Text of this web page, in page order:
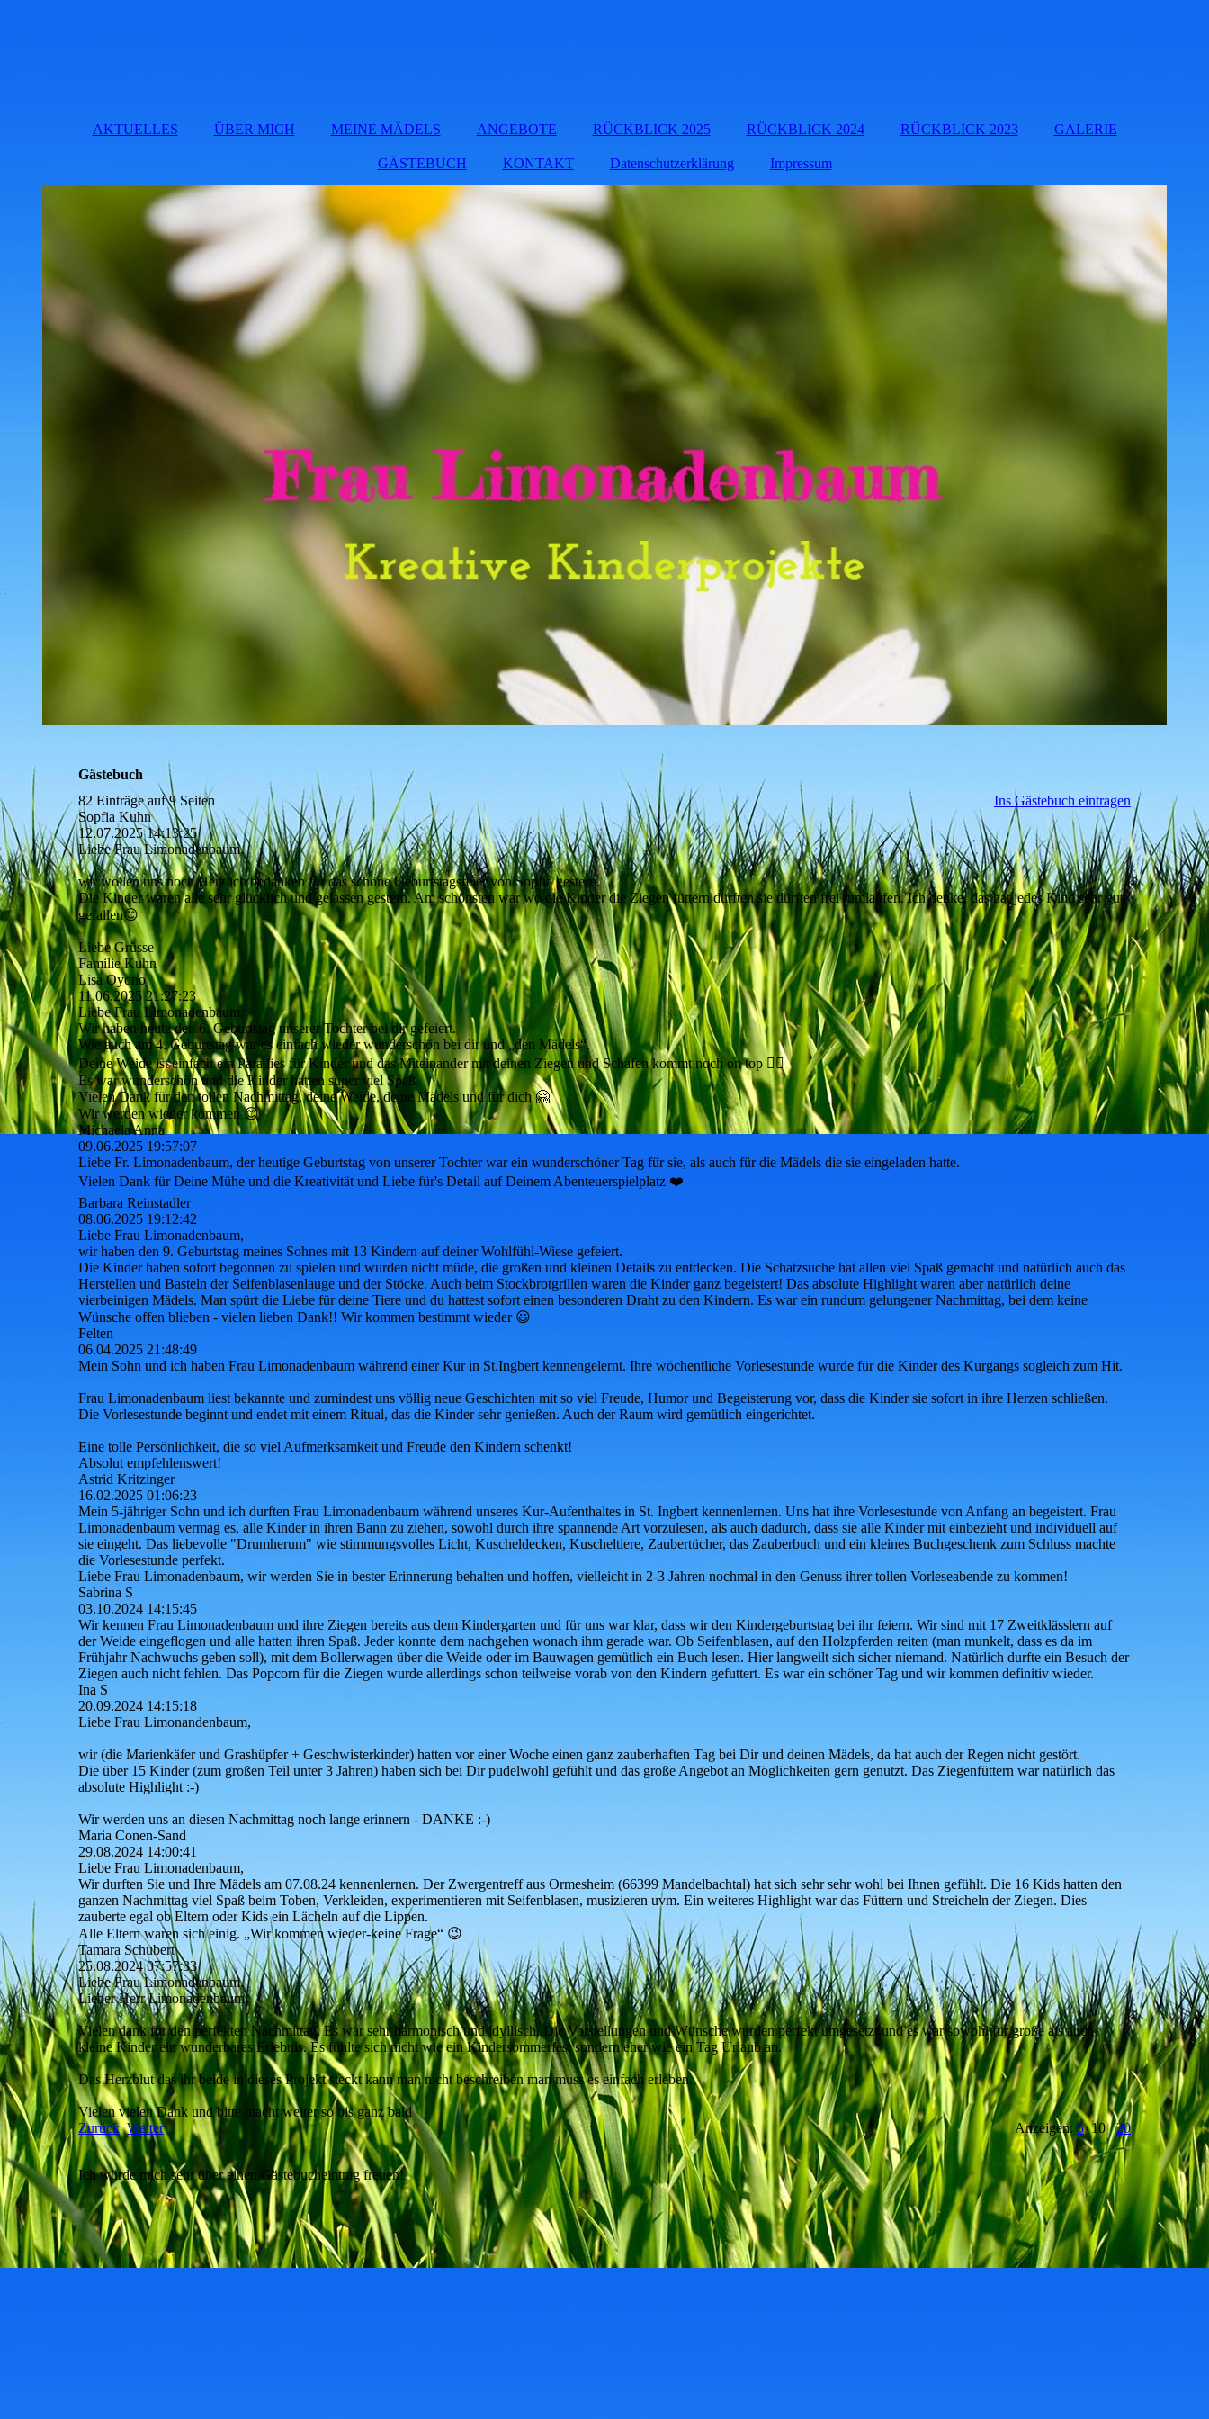
AKTUELLES ÜBER MICH MEINE MÄDELS ANGEBOTE RÜCKBLICK 2025 RÜCKBLICK 2024 RÜCKBLICK 2023 GALERIE
GÄSTEBUCH KONTAKT Datenschutzerklärung Impressum
Gästebuch
82 Einträge auf 9 Seiten
Ins Gästebuch eintragen
Sopfia Kuhn
12.07.2025 14:13:25
Liebe Frau Limonadenbaum,
wir wollen uns noch Herzlich bedanken für das schöne Geburtstagsfeier von Sopfia gestern.
Die Kinder waren alle sehr glücklich und gelassen gestern. Am schönsten war wo die Kinder die Ziegen füttern dürften sie dürften frei rumlaufen. Ich denke, das hat jedes Kind sehr gut
gefallen😊
Liebe Grüsse
Familie Kuhn
Lisa Oyono
11.06.2025 21:27:23
Liebe Frau Limonadenbaum,
Wir haben heute den 6. Geburtstag unserer Tochter bei dir gefeiert.
Wie auch am 4. Geburtstag war es einfach wieder wunderschön bei dir und „den Mädels“.
Deine Weide ist einfach ein Paradies für Kinder und das Miteinander mit deinen Ziegen und Schafen kommt noch on top 👍🏽
Es war wunderschön und die Kinder hatten super viel Spaß.
Vielen Dank für den tollen Nachmittag, deine Weide, deine Mädels und für dich 🤗
Wir werden wieder kommen 😊
Michaela Anna
09.06.2025 19:57:07
Liebe Fr. Limonadenbaum, der heutige Geburtstag von unserer Tochter war ein wunderschöner Tag für sie, als auch für die Mädels die sie eingeladen hatte.
Vielen Dank für Deine Mühe und die Kreativität und Liebe für's Detail auf Deinem Abenteuerspielplatz ❤️
Barbara Reinstadler
08.06.2025 19:12:42
Liebe Frau Limonadenbaum,
wir haben den 9. Geburtstag meines Sohnes mit 13 Kindern auf deiner Wohlfühl-Wiese gefeiert.
Die Kinder haben sofort begonnen zu spielen und wurden nicht müde, die großen und kleinen Details zu entdecken. Die Schatzsuche hat allen viel Spaß gemacht und natürlich auch das
Herstellen und Basteln der Seifenblasenlauge und der Stöcke. Auch beim Stockbrotgrillen waren die Kinder ganz begeistert! Das absolute Highlight waren aber natürlich deine
vierbeinigen Mädels. Man spürt die Liebe für deine Tiere und du hattest sofort einen besonderen Draht zu den Kindern. Es war ein rundum gelungener Nachmittag, bei dem keine
Wünsche offen blieben - vielen lieben Dank!! Wir kommen bestimmt wieder 😃
Felten
06.04.2025 21:48:49
Mein Sohn und ich haben Frau Limonadenbaum während einer Kur in St.Ingbert kennengelernt. Ihre wöchentliche Vorlesestunde wurde für die Kinder des Kurgangs sogleich zum Hit.
Frau Limonadenbaum liest bekannte und zumindest uns völlig neue Geschichten mit so viel Freude, Humor und Begeisterung vor, dass die Kinder sie sofort in ihre Herzen schließen.
Die Vorlesestunde beginnt und endet mit einem Ritual, das die Kinder sehr genießen. Auch der Raum wird gemütlich eingerichtet.
Eine tolle Persönlichkeit, die so viel Aufmerksamkeit und Freude den Kindern schenkt!
Absolut empfehlenswert!
Astrid Kritzinger
16.02.2025 01:06:23
Mein 5-jähriger Sohn und ich durften Frau Limonadenbaum während unseres Kur-Aufenthaltes in St. Ingbert kennenlernen. Uns hat ihre Vorlesestunde von Anfang an begeistert. Frau
Limonadenbaum vermag es, alle Kinder in ihren Bann zu ziehen, sowohl durch ihre spannende Art vorzulesen, als auch dadurch, dass sie alle Kinder mit einbezieht und individuell auf
sie eingeht. Das liebevolle "Drumherum" wie stimmungsvolles Licht, Kuscheldecken, Kuscheltiere, Zaubertücher, das Zauberbuch und ein kleines Buchgeschenk zum Schluss machte
die Vorlesestunde perfekt.
Liebe Frau Limonadenbaum, wir werden Sie in bester Erinnerung behalten und hoffen, vielleicht in 2-3 Jahren nochmal in den Genuss ihrer tollen Vorleseabende zu kommen!
Sabrina S
03.10.2024 14:15:45
Wir kennen Frau Limonadenbaum und ihre Ziegen bereits aus dem Kindergarten und für uns war klar, dass wir den Kindergeburtstag bei ihr feiern. Wir sind mit 17 Zweitklässlern auf
der Weide eingeflogen und alle hatten ihren Spaß. Jeder konnte dem nachgehen wonach ihm gerade war. Ob Seifenblasen, auf den Holzpferden reiten (man munkelt, dass es da im
Frühjahr Nachwuchs geben soll), mit dem Bollerwagen über die Weide oder im Bauwagen gemütlich ein Buch lesen. Hier langweilt sich sicher niemand. Natürlich durfte ein Besuch der
Ziegen auch nicht fehlen. Das Popcorn für die Ziegen wurde allerdings schon teilweise vorab von den Kindern gefuttert. Es war ein schöner Tag und wir kommen definitiv wieder.
Ina S
20.09.2024 14:15:18
Liebe Frau Limonandenbaum,
wir (die Marienkäfer und Grashüpfer + Geschwisterkinder) hatten vor einer Woche einen ganz zauberhaften Tag bei Dir und deinen Mädels, da hat auch der Regen nicht gestört.
Die über 15 Kinder (zum großen Teil unter 3 Jahren) haben sich bei Dir pudelwohl gefühlt und das große Angebot an Möglichkeiten gern genutzt. Das Ziegenfüttern war natürlich das
absolute Highlight :-)
Wir werden uns an diesen Nachmittag noch lange erinnern - DANKE :-)
Maria Conen-Sand
29.08.2024 14:00:41
Liebe Frau Limonadenbaum,
Wir durften Sie und Ihre Mädels am 07.08.24 kennenlernen. Der Zwergentreff aus Ormesheim (66399 Mandelbachtal) hat sich sehr sehr wohl bei Ihnen gefühlt. Die 16 Kids hatten den
ganzen Nachmittag viel Spaß beim Toben, Verkleiden, experimentieren mit Seifenblasen, musizieren uvm. Ein weiteres Highlight war das Füttern und Streicheln der Ziegen. Dies
zauberte egal ob Eltern oder Kids ein Lächeln auf die Lippen.
Alle Eltern waren sich einig. „Wir kommen wieder-keine Frage“ 😉
Tamara Schubert
25.08.2024 07:57:33
Liebe Frau Limonadenbaum,
Lieber Herr Limonadenbaum,
Vielen dank für den perfekten Nachmittag. Es war sehr harmonisch und idyllisch. Die Vorstellungen und Wünsche wurden perfekt umgesetzt und es war sowohl für große als auch
kleine Kinder ein wunderbares Erlebnis. Es fühlte sich nicht wie ein Kindersommerfest sondern eher wie ein Tag Urlaub an.
Das Herzblut das ihr beide in dieses Projekt steckt kann man nicht beschreiben man muss es einfach erleben.
Vielen vielen Dank und bitte macht weiter so bis ganz bald
Zurück Weiter Anzeigen: 51020
Ich würde mich sehr über einen Gästebucheintrag freuen!